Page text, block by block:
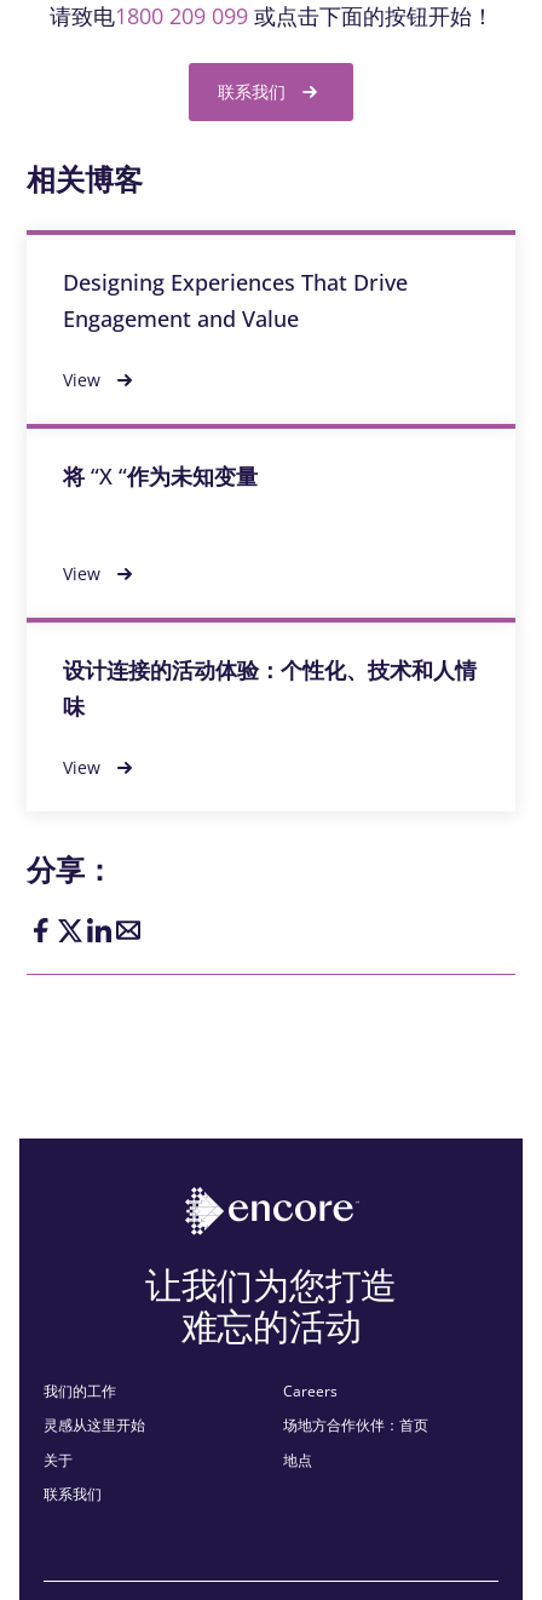
请致电1800 209 099或点击下面的按钮开始！
联系我们
相关博客
Designing Experiences That Drive
Engagement and Value
View
将 “X “作为未知变量
View
设计连接的活动体验：个性化、技术和人情
味
View
分享：
让我们为您打造
难忘的活动
我们的工作
灵感从这里开始
关于
联系我们
Careers
场地方合作伙伴：首页
地点